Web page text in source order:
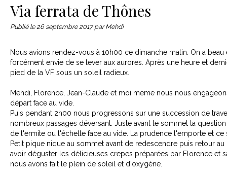
Via ferrata de Thônes
Publié le26 septembre 2017par Mehdi
Nous avions rendez-vous à 10h00 ce dimanche matin. On a
forcément envie de se lever aux aurores. Après une heure et
pied de la VF sous un soleil radieux.
Mehdi, Florence, Jean-Claude et moi meme nous nous
départ face au vide.
Puis pendant 2h00 nous progressons sur une succession de
nombreux passages déversant. Juste avant le sommet la
de l'ermite ou l'échelle face au vide. La prudence l'emporte et
Petit pique nique au sommet avant de redescendre puis retour
avoir déguster les délicieuses crepes préparées par Florence et
nous avons fait le plein de soleil et d'oxygène.